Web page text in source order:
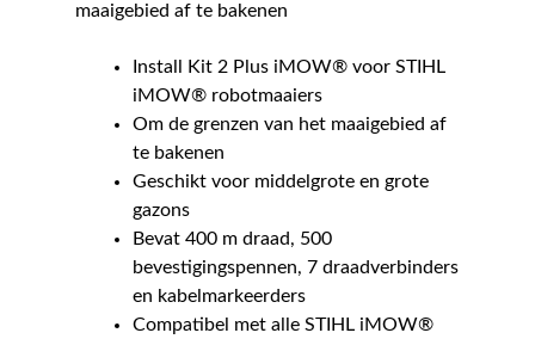
maaigebied af te bakenen
Install Kit 2 Plus iMOW® voor STIHL
iMOW® robotmaaiers
Om de grenzen van het maaigebied af
te bakenen
Geschikt voor middelgrote en grote
gazons
Bevat 400 m draad, 500
bevestigingspennen, 7 draadverbinders
en kabelmarkeerders
Compatibel met alle STIHL iMOW®